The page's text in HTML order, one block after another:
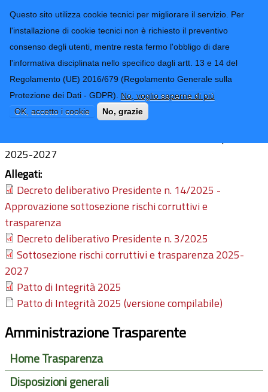
Questo sito utilizza cookie tecnici per migliorare il servizio. Per
l'installazione di cookie tecnici non è richiesto il preventivo
consenso degli utenti, mentre resta fermo l'obbligo di dare
l'informativa disciplinata nello specifico dagli artt. 13 e 14 del
Regolamento (UE) 2016/679 (Regolamento Generale sulla
Protezione dei Dati - GDPR). No, voglio saperne di più
OK, accetto i cookie
No, grazie
Provincia di
Imperia
CONTATTI-URP
TRASPARENZA
Form di ricerca
Anno 2025
Ultimo aggiornamento: 17/03/2025 - 10:44
2025-2027
Allegati:
Decreto deliberativo Presidente n. 14/2025 -
Approvazione sottosezione rischi corruttivi e
trasparenza
Decreto deliberativo Presidente n. 3/2025
Sottosezione rischi corruttivi e trasparenza 2025-
2027
Patto di Integrità 2025
Patto di Integrità 2025 (versione compilabile)
Amministrazione Trasparente
Home Trasparenza
Disposizioni generali